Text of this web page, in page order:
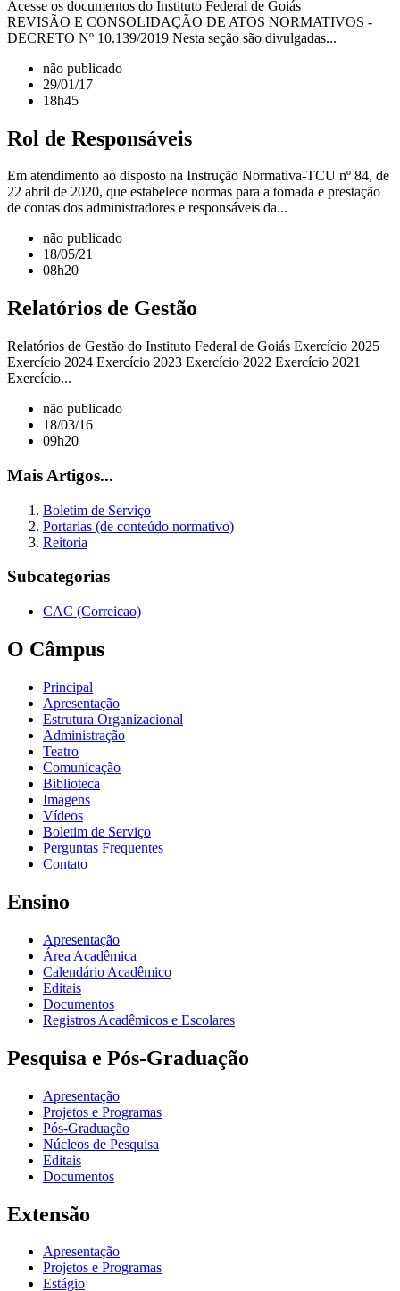
Acesse os documentos do Instituto Federal de Goiás
REVISÃO E CONSOLIDAÇÃO DE ATOS NORMATIVOS -
DECRETO Nº 10.139/2019 Nesta seção são divulgadas...
não publicado
29/01/17
18h45
Rol de Responsáveis
Em atendimento ao disposto na Instrução Normativa-TCU nº 84, de
22 abril de 2020, que estabelece normas para a tomada e prestação
de contas dos administradores e responsáveis da...
não publicado
18/05/21
08h20
Relatórios de Gestão
Relatórios de Gestão do Instituto Federal de Goiás Exercício 2025
Exercício 2024 Exercício 2023 Exercício 2022 Exercício 2021
Exercício...
não publicado
18/03/16
09h20
Mais Artigos...
Boletim de Serviço
Portarias (de conteúdo normativo)
Reitoria
Subcategorias
CAC (Correicao)
O Câmpus
Principal
Apresentação
Estrutura Organizacional
Administração
Teatro
Comunicação
Biblioteca
Imagens
Vídeos
Boletim de Serviço
Perguntas Frequentes
Contato
Ensino
Apresentação
Área Acadêmica
Calendário Acadêmico
Editais
Documentos
Registros Acadêmicos e Escolares
Pesquisa e Pós-Graduação
Apresentação
Projetos e Programas
Pós-Graduação
Núcleos de Pesquisa
Editais
Documentos
Extensão
Apresentação
Projetos e Programas
Estágio